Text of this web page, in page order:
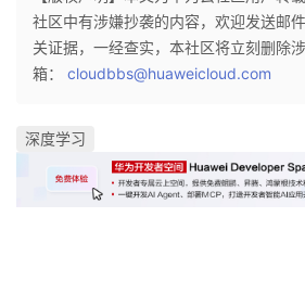
课
程
的
认
证
我
的
实
验
我
的
收
术
支
云
声
议
社区中有涉嫌抄袭的内容，欢迎发送邮
关证据，一经查实，本社区将立刻删除
箱： cloudbbs@huaweicloud.com
深度学习